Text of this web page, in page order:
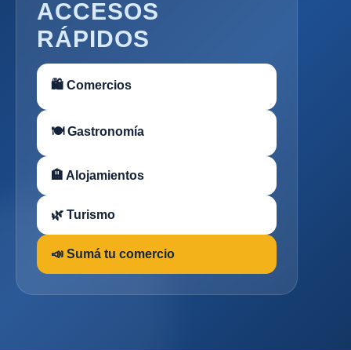
ACCESOS
RÁPIDOS
🛍 Comercios
🍽 Gastronomía
🏨 Alojamientos
🌿 Turismo
📣 Sumá tu comercio